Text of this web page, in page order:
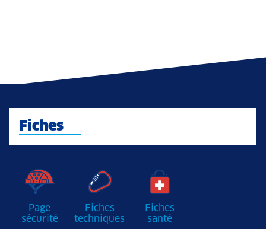
Fiches
Page
sécurité
Fiches
techniques
Fiches
santé